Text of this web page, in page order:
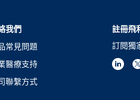
我們
常見問題
醫療支持
聯繫方式
註冊飛
訂閱獨